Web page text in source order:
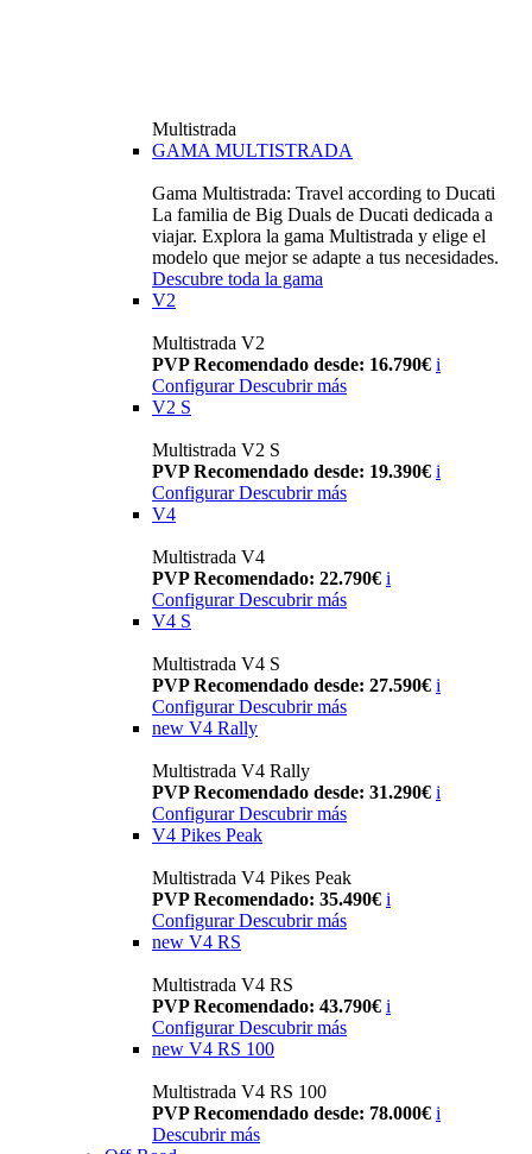
Multistrada
GAMA MULTISTRADA
Gama Multistrada: Travel according to Ducati
La familia de Big Duals de Ducati dedicada a
viajar. Explora la gama Multistrada y elige el
modelo que mejor se adapte a tus necesidades.
Descubre toda la gama
V2
Multistrada V2
PVP Recomendado desde: 16.790€ i
Configurar Descubrir más
V2 S
Multistrada V2 S
PVP Recomendado desde: 19.390€ i
Configurar Descubrir más
V4
Multistrada V4
PVP Recomendado: 22.790€ i
Configurar Descubrir más
V4 S
Multistrada V4 S
PVP Recomendado desde: 27.590€ i
Configurar Descubrir más
new V4 Rally
Multistrada V4 Rally
PVP Recomendado desde: 31.290€ i
Configurar Descubrir más
V4 Pikes Peak
Multistrada V4 Pikes Peak
PVP Recomendado: 35.490€ i
Configurar Descubrir más
new V4 RS
Multistrada V4 RS
PVP Recomendado: 43.790€ i
ConfigurarDescubrir más
new V4 RS 100
Multistrada V4 RS 100
PVP Recomendado desde: 78.000€ i
Descubrir más